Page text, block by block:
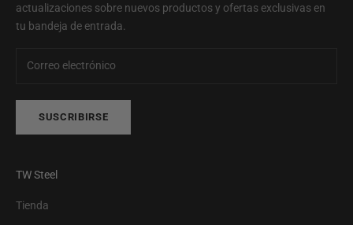
actualizaciones sobre nuevos productos y ofertas exclusivas en
tu bandeja de entrada.
SUSCRIBIRSE
TW Steel
Tienda